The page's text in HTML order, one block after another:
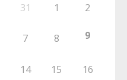
31 1 2
7 8 9
14 15 16